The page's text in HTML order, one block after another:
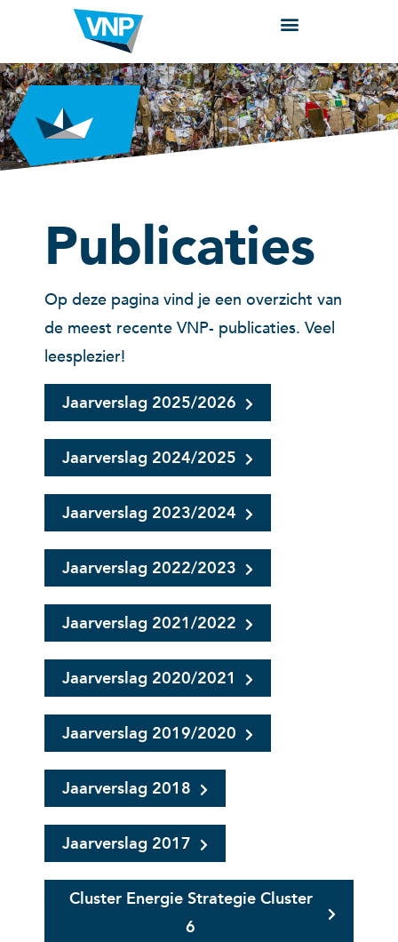
Publicaties
Op deze pagina vind je een overzicht van
de meest recente VNP- publicaties. Veel
leesplezier!
Jaarverslag 2025/2026
Jaarverslag 2024/2025
Jaarverslag 2023/2024
Jaarverslag 2022/2023
Jaarverslag 2021/2022
Jaarverslag 2020/2021
Jaarverslag 2019/2020
Jaarverslag 2018
Jaarverslag 2017
Cluster Energie Strategie Cluster
6